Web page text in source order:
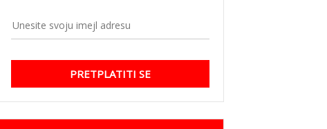
PRETPLATITI SE